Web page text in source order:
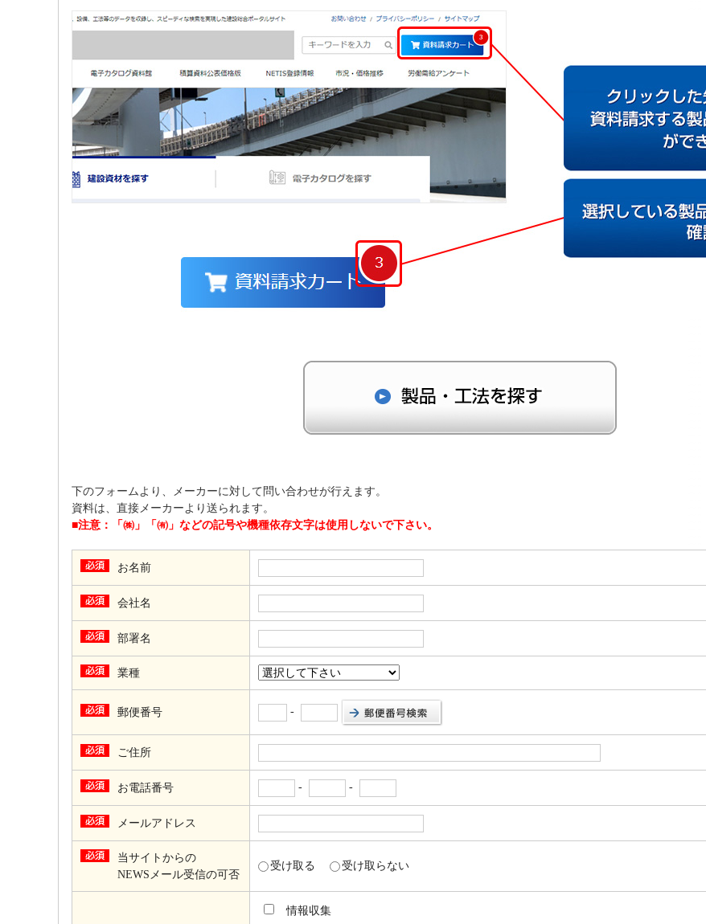
下のフォームより、メーカーに対して問い合わせが行えます。
資料は、直接メーカーより送られます。
■注意：「㈱」「㈲」などの記号や機種依存文字は使用しないで下さい。
お名前
会社名
部署名
業種
郵便番号 -
ご住所
お電話番号 - -
メールアドレス
当サイトからの
NEWSメール受信の可否
受け取る 受け取らない
情報収集